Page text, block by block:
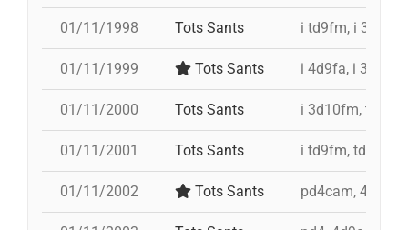
01/11/1998 Tots Sants i td9fm, i
01/11/1999 Tots Sants i 4d9fa, i
01/11/2000 Tots Sants i 3d10fm,
01/11/2001 Tots Sants i td9fm, td9fm, i
01/11/2002 Tots Sants pd4cam, 4d9c,